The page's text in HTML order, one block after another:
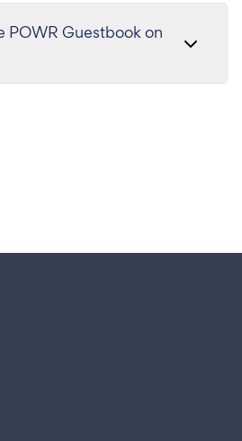
POWR Guestbook on